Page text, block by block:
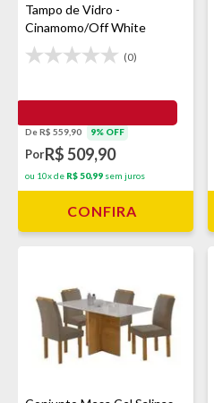
Tampo de Vidro -
Cinamomo/Off White
(0)
De R$ 559,90 9% OFF
PorR$ 509,90
ou 10x de R$ 50,99 sem juros
CONFIRA